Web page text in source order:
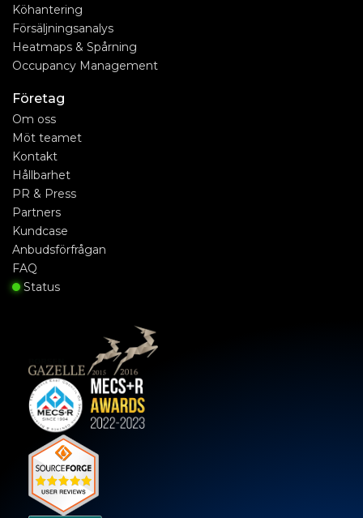
Köhantering
Försäljningsanalys
Heatmaps & Spårning
Occupancy Management
Företag
Om oss
Möt teamet
Kontakt
Hållbarhet
PR & Press
Partners
Kundcase
Anbudsförfrågan
FAQ
Status